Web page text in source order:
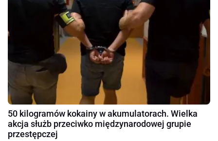
50 kilogramów kokainy w akumulatorach. Wielka
akcja służb przeciwko międzynarodowej grupie
przestępczej